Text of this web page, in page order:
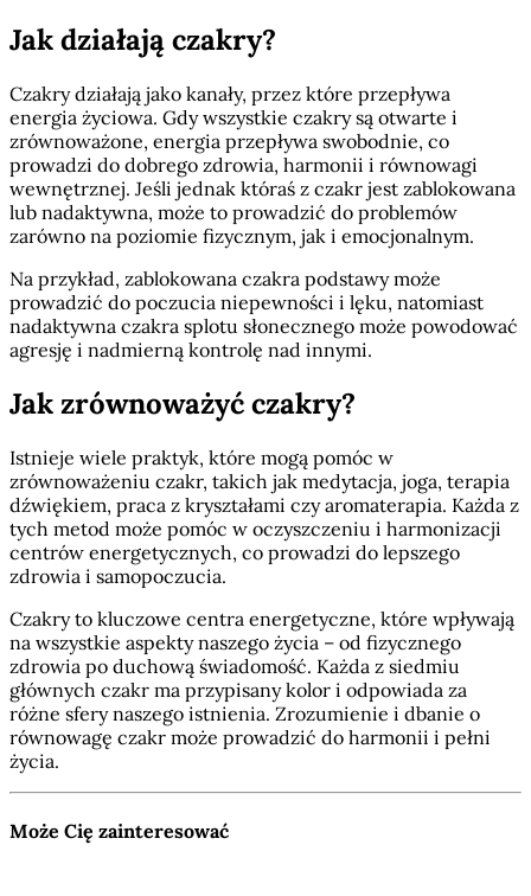
Jak działają czakry?
Czakry działają jako kanały, przez które przepływa
energia życiowa. Gdy wszystkie czakry są otwarte i
zrównoważone, energia przepływa swobodnie, co
prowadzi do dobrego zdrowia, harmonii i równowagi
wewnętrznej. Jeśli jednak któraś z czakr jest zablokowana
lub nadaktywna, może to prowadzić do problemów
zarówno na poziomie fizycznym, jak i emocjonalnym.
Na przykład, zablokowana czakra podstawy może
prowadzić do poczucia niepewności i lęku, natomiast
nadaktywna czakra splotu słonecznego może powodować
agresję i nadmierną kontrolę nad innymi.
Jak zrównoważyć czakry?
Istnieje wiele praktyk, które mogą pomóc w
zrównoważeniu czakr, takich jak medytacja, joga, terapia
dźwiękiem, praca z kryształami czy aromaterapia. Każda z
tych metod może pomóc w oczyszczeniu i harmonizacji
centrów energetycznych, co prowadzi do lepszego
zdrowia i samopoczucia.
Czakry to kluczowe centra energetyczne, które wpływają
na wszystkie aspekty naszego życia – od fizycznego
zdrowia po duchową świadomość. Każda z siedmiu
głównych czakr ma przypisany kolor i odpowiada za
różne sfery naszego istnienia. Zrozumienie i dbanie o
równowagę czakr może prowadzić do harmonii i pełni
życia.
Może Cię zainteresować